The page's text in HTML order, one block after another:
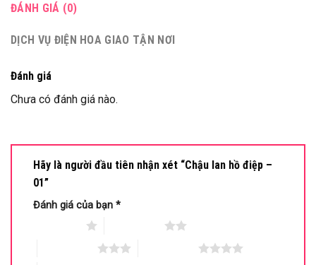
ĐÁNH GIÁ (0)
DỊCH VỤ ĐIỆN HOA GIAO TẬN NƠI
Đánh giá
Chưa có đánh giá nào.
Hãy là người đầu tiên nhận xét “Chậu lan hồ điệp –
01”
Đánh giá của bạn *